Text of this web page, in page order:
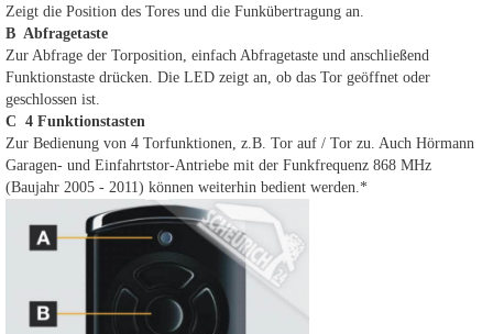
Zeigt die Position des Tores und die Funkübertragung an.
B Abfragetaste
Zur Abfrage der Torposition, einfach Abfragetaste und anschließend
Funktionstaste drücken. Die LED zeigt an, ob das Tor geöffnet oder
geschlossen ist.
C 4 Funktionstasten
Zur Bedienung von 4 Torfunktionen, z.B. Tor auf / Tor zu. Auch Hörmann
Garagen- und Einfahrtstor-Antriebe mit der Funkfrequenz 868 MHz
(Baujahr 2005 - 2011) können weiterhin bedient werden.*